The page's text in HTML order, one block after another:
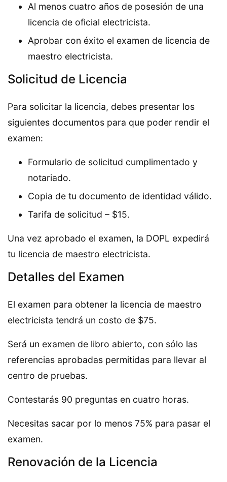
Al menos cuatro años de posesión de una
licencia de oficial electricista.
Aprobar con éxito el examen de licencia de
maestro electricista.
Solicitud de Licencia
Para solicitar la licencia, debes presentar los
siguientes documentos para que poder rendir el
examen:
Formulario de solicitud cumplimentado y
notariado.
Copia de tu documento de identidad válido.
Tarifa de solicitud – $15.
Una vez aprobado el examen, la DOPL expedirá
tu licencia de maestro electricista.
Detalles del Examen
El examen para obtener la licencia de maestro
electricista tendrá un costo de $75.
Será un examen de libro abierto, con sólo las
referencias aprobadas permitidas para llevar al
centro de pruebas.
Contestarás 90 preguntas en cuatro horas.
Necesitas sacar por lo menos 75% para pasar el
examen.
Renovación de la Licencia